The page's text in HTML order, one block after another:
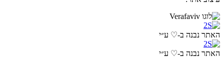
האתר נבנה ב-♡ ע״י
האתר נבנה ב-♡ ע״י